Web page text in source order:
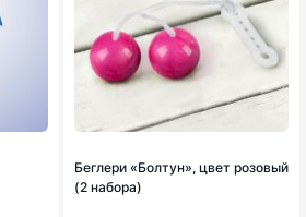
Беглери «Болтун», цвет розовый
(2 набора)